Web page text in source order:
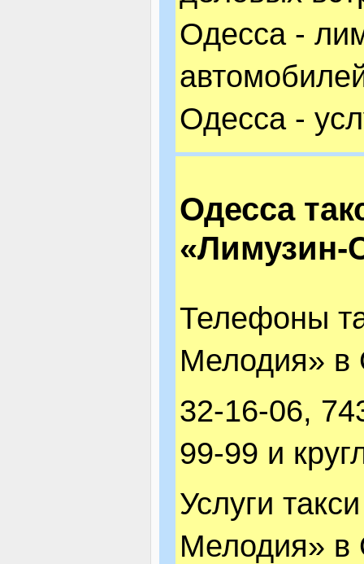
Одесса -
Одесса -
Одесса
«Лимузин-
Телефоны
Мелодия» в
32-16-06,
99-99 и
Услуги
Мелодия» в